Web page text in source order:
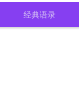
经典语录